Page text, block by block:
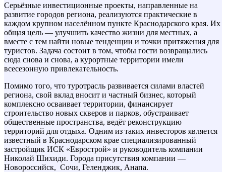
Серьёзные инвестиционные проекты, направленные на
развитие городов региона, реализуются практические в
каждом крупном населённом пункте Краснодарского края. Их
общая цель — улучшить качество жизни для местных, а
вместе с тем найти новые тенденции и точки притяжения для
туристов. Задача состоит в том, чтобы гости возвращались
сюда снова и снова, а курортные территории имели
всесезонную привлекательность.
Помимо того, что туротрасль развивается силами властей
региона, свой вклад вносит и частный бизнес, который
комплексно осваивает территории, финансирует
строительство новых скверов и парков, обустраивает
общественные пространства, ведёт реконструкцию
территорий для отдыха. Одним из таких инвесторов является
известный в Краснодарском крае специализированный
застройщик ИСК «Еврострой» и руководитель компании
Николай Шихиди. Города присутствия компании —
Новороссийск, Сочи, Геленджик, Анапа.